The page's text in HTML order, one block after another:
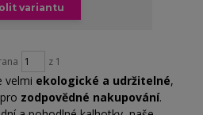
variantu
z 1
velmi ekologické a udržitelné,
zodpovědné nakupování.